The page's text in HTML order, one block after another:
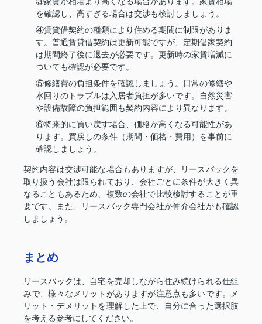
を確認し、高すぎる場合は交渉も検討しましょう。
④賃貸借契約の種類により住める期間に制限がありま
す。普通賃貸借契約は更新可能ですが、定期借家契約
は期間終了後に退去が必要です。更新時の家賃増減に
ついても確認が必要です。
⑤修繕費の負担条件を確認しましょう。日常の修繕や
水回りのトラブルは入居者負担が多いです。自然災害
や設備故障の負担範囲も契約内容により異なります。
⑥将来的に買い戻す場合、価格が高くなる可能性があ
ります。買戻しの条件（期間・価格・費用）を事前に
確認しましょう。
契約内容は交渉可能な場合もありますが、リースバックを
取り扱う会社は限られており、会社ごとに条件が大きく異
なることもあるため、複数の会社で比較検討することが重
要です。また、リースバック専門会社か仲介会社かも確認
しましょう。
まとめ
リースバックは、自宅を売却しながら住み続けられる仕組
みで、様々なメリットがありますが注意点も多いです。メ
リット・デメリットを理解した上で、自分に合った選択肢
を考える参考にしてください。